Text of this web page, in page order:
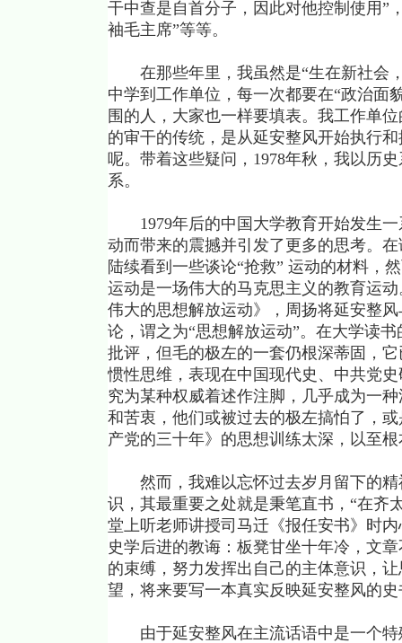
干中查是自首分子，因此对他控制使用”
袖毛主席”等等。
在那些年里，我虽然是“生在新社会
中学到工作单位，每一次都要在“政治面
围的人，大家也一样要填表。我工作单
的审干的传统，是从延安整风开始执行
呢。带着这些疑问，1978年秋，我以历
系。
1979年后的中国大学教育开始发生一
动而带来的震撼并引发了更多的思考。
陆续看到一些谈论“抢救” 运动的材料，
运动是一场伟大的马克思主义的教育运
伟大的思想解放运动》，周扬将延安整
论，谓之为“思想解放运动”。在大学读
批评，但毛的极左的一套仍根深蒂固，
惯性思维，表现在中国现代史、中共党
究为某种权威着述作注脚，几乎成为一
和苦衷，他们或被过去的极左搞怕了，
产党的三十年》的思想训练太深，以至
然而，我难以忘怀过去岁月留下的精
识，其最重要之处就是秉笔直书，“在齐
堂上听老师讲授司马迁《报任安书》时
史学后进的教诲：板凳甘坐十年冷，文
的束缚，努力发挥出自己的主体意识，
望，将来要写一本真实反映延安整风的
由于延安整风在主流话语中是一个特